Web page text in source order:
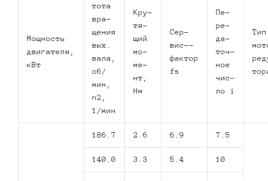
Мощ­ность
двигателя,
кВт
то­та
вра­
ще­ния
вых.
вала,
об/
мин,
n2,
1/мин
Кру­
тя­
щий
мо­
ме­
нт,
Нм
Сер­
вис-­
фактор
fs
Пе­
ре­
да­
точ­
ное
чис­
ло i
Тип
186.7 2.6 6.9 7.5
140.0 3.3 5.4 10